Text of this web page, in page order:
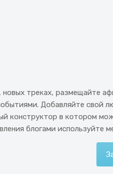
треках, размещайте
Добавляйте свой
конструктор в котором
блогами используйте